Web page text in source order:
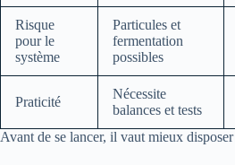
Risque
pour le
système
Particules et
fermentation
possibles
Praticité
Nécessite
balances et tests
Avant de se lancer, il vaut mieux